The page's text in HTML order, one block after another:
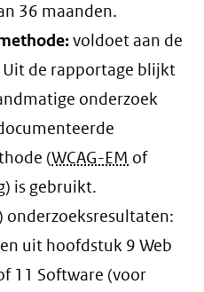
36 maanden.
voldoet aan de
Uit de rapportage blijkt
onderzoek
(WCAG-EM of
is gebruikt.
onderzoeksresultaten:
uit hoofdstuk 9 Web
11 Software (voor